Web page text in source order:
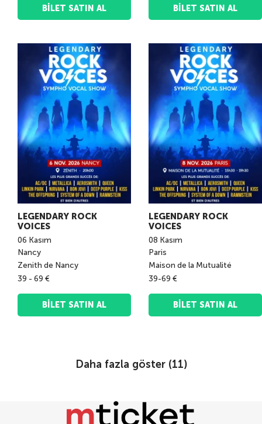
BILET SATIN AL BILET SATIN AL
LEGENDARY ROCK
VOICES
06 Kasım
Nancy
Zenith de Nancy
39 - 69 €
BILET SATIN AL
LEGENDARY ROCK
VOICES
08 Kasım
Paris
Maison de la Mutualité
39-69 €
BILET SATIN AL
Daha fazla göster (11)